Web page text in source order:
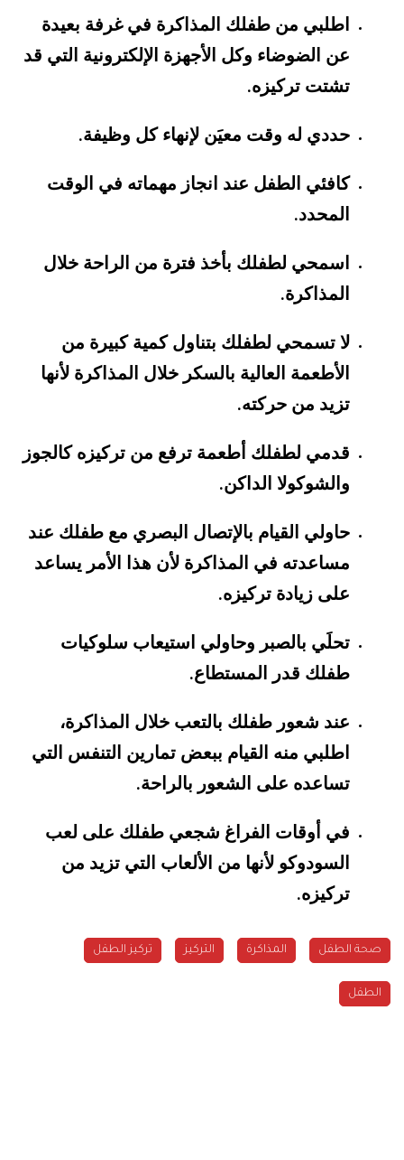
اطلبي من طفلك المذاكرة في غرفة بعيدة
عن الضوضاء وكل الأجهزة الإلكترونية التي قد
تشتت تركيزه.
حددي له وقت معيَن لإنهاء كل وظيفة.
كافئي الطفل عند انجاز مهماته في الوقت
المحدد.
اسمحي لطفلك بأخذ فترة من الراحة خلال
المذاكرة.
لا تسمحي لطفلك بتناول كمية كبيرة من
الأطعمة العالية بالسكر خلال المذاكرة لأنها
تزيد من حركته.
قدمي لطفلك أطعمة ترفع من تركيزه كالجوز
والشوكولا الداكن.
حاولي القيام بالإتصال البصري مع طفلك عند
مساعدته في المذاكرة لأن هذا الأمر يساعد
على زيادة تركيزه.
تحلَي بالصبر وحاولي استيعاب سلوكيات
طفلك قدر المستطاع.
عند شعور طفلك بالتعب خلال المذاكرة،
اطلبي منه القيام ببعض تمارين التنفس التي
تساعده على الشعور بالراحة.
في أوقات الفراغ شجعي طفلك على لعب
السودوكو لأنها من الألعاب التي تزيد من
تركيزه.
صحة الطفل المذاكرة التركيز تركيز الطفل
الطفل